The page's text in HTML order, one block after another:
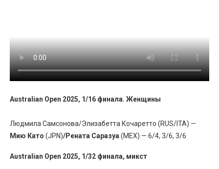
Australian Open 2025, 1/16 финала. Женщины
Людмила Самсонова/Элизабетта Кочаретто (RUS/ITA) —
Мию Като (JPN)/Рената Саразуа (MEX) — 6/4, 3/6, 3/6
Australian Open 2025, 1/32 финала, микст